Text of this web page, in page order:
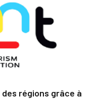
des régions grâce à